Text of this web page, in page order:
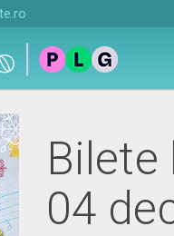
Bilete
04